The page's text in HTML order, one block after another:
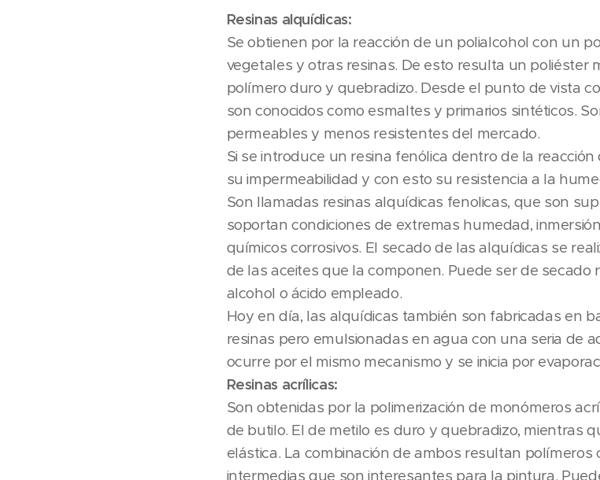
Resinas alquídicas:
Se obtienen por la reacción de un polialcohol con un
vegetales y otras resinas. De esto resulta un poliéster
polímero duro y quebradizo. Desde el punto de vista
son conocidos como esmaltes y primarios sintéticos.
permeables y menos resistentes del mercado.
Si se introduce un resina fenólica dentro de la
su impermeabilidad y con esto su resistencia a la
Son llamadas resinas alquídicas fenolicas, que son
soportan condiciones de extremas humedad,
químicos corrosivos. El secado de las alquídicas se
de las aceites que la componen. Puede ser de
alcohol o ácido empleado.
Hoy en día, las alquídicas también son fabricadas en
resinas pero emulsionadas en agua con una seria de
ocurre por el mismo mecanismo y se inicia por
Resinas acrílicas:
Son obtenidas por la polimerización de monómeros
de butilo. El de metilo es duro y quebradizo, mientras
elástica. La combinación de ambos resultan
intermedias que son interesantes para la pintura.